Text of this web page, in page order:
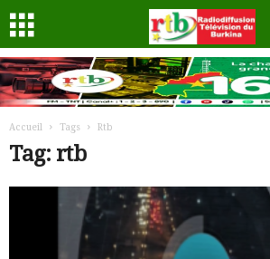
Accueil Tags Rtb
Tag: rtb